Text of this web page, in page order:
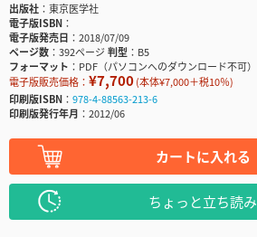
出版社
東京医学社
電子版ISBN
電子版発売日
2018/07/09
ページ数
392ページ判型
B5
フォーマット
PDF（パソコンへのダウンロード不可）
電子版販売価格： ¥7,700(本体¥7,000＋税10％)
印刷版ISBN
978-4-88563-213-6
印刷版発行年月
2012/06
カートに入れる
ちょっと立ち読み